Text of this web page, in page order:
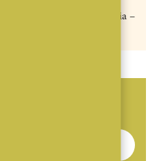
kapitel i företagets historia –
Nyhetsbrev